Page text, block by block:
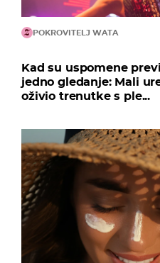
POKROVITELJ WATA
Kad su uspomene
jedno gledanje: Mali
oživio trenutke s ple...